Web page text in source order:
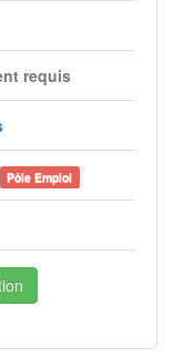
requis
Pôle Emploi